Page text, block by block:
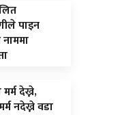
पाइन
नाममा
देख्ने,
नदेख्ने वडा